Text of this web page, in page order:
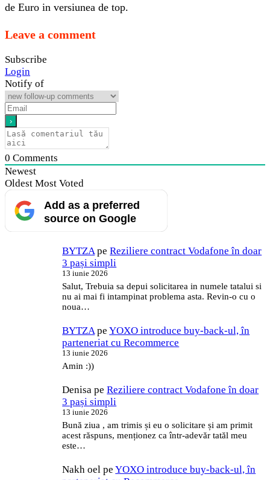
de Euro in versiunea de top.
Leave a comment
Subscribe
Login
Notify of
0 Comments
Newest
Oldest Most Voted
Add as a preferred
source on Google
BYTZA peReziliere contract Vodafone în doar
3 pași simpli
13 iunie 2026
Salut, Trebuia sa depui solicitarea in numele tatalui si
nu ai mai fi intampinat problema asta. Revin-o cu o
noua…
BYTZA peYOXO introduce buy-back-ul, în
parteneriat cu Recommerce
13 iunie 2026
Amin :))
Denisa peReziliere contract Vodafone în doar
3 pași simpli
13 iunie 2026
Bună ziua , am trimis și eu o solicitare și am primit
acest răspuns, menționez ca într-adevăr tatăl meu
este…
Nakh oel peYOXO introduce buy-back-ul, în